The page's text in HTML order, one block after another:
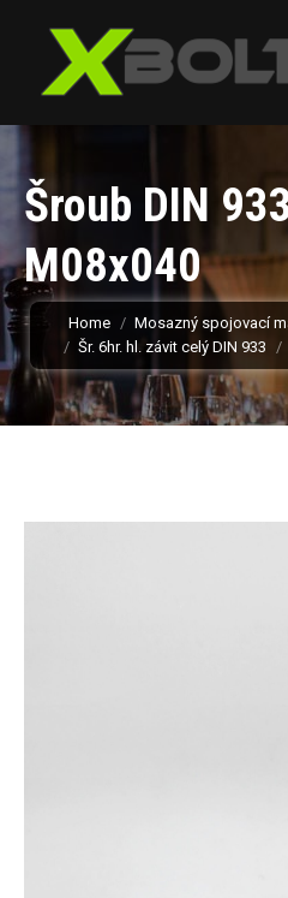
Šroub DIN
M08x040
You are here:
Home Mosazný spojovací
Šr. 6hr. hl. závit celý DIN 933